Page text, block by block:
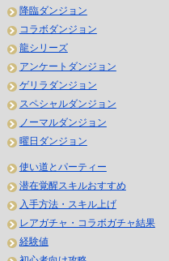
降臨ダンジョン
コラボダンジョン
龍シリーズ
アンケートダンジョン
ゲリラダンジョン
スペシャルダンジョン
ノーマルダンジョン
曜日ダンジョン
使い道とパーティー
潜在覚醒スキルおすすめ
入手方法・スキル上げ
レアガチャ・コラボガチャ結果
経験値